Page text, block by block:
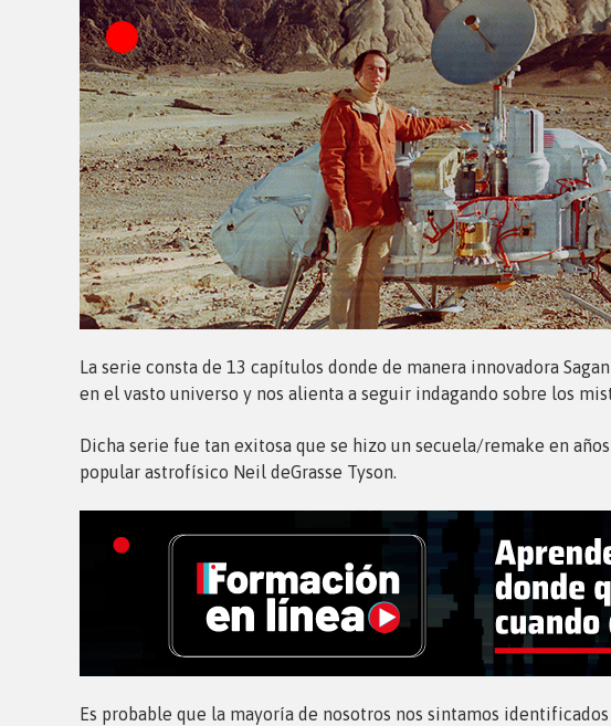
La serie consta de 13 capítulos donde de manera innovadora
en el vasto universo y nos alienta a seguir indagando sobre los
Dicha serie fue tan exitosa que se hizo un secuela/remake en
popular astrofísico Neil deGrasse Tyson.
Es probable que la mayoría de nosotros nos sintamos